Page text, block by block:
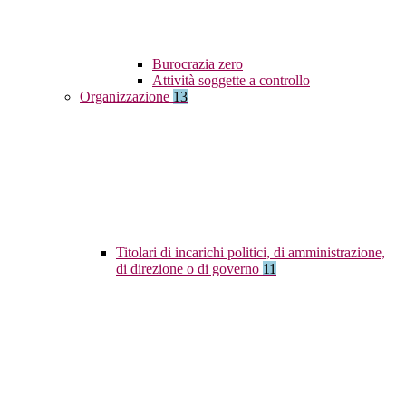
Burocrazia zero
Attività soggette a controllo
Organizzazione 13
Titolari di incarichi politici, di amministrazione,
di direzione o di governo 11